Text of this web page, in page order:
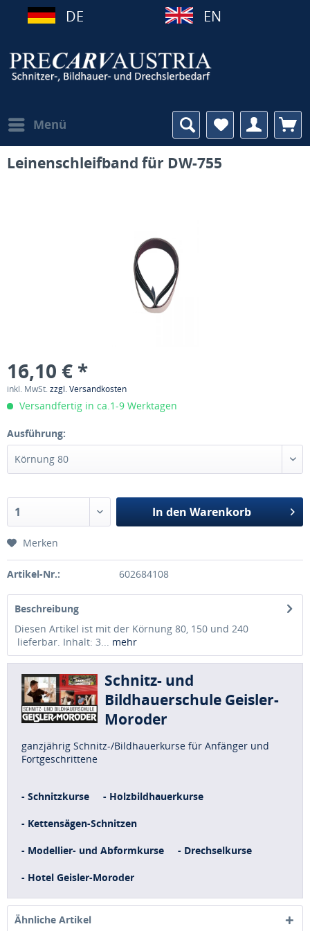
DE EN
Menü
Leinenschleifband für DW-755
16,10 € *
inkl. MwSt.zzgl. Versandkosten
Versandfertig in ca.1-9 Werktagen
Ausführung:
In den Warenkorb
Merken
Artikel-Nr.: 602684108
Beschreibung
Diesen Artikel ist mit der Körnung 80, 150 und 240
lieferbar. Inhalt: 3... mehr
Schnitz- und
Bildhauerschule Geisler-
Moroder
ganzjährig Schnitz-/Bildhauerkurse für Anfänger und
Fortgeschrittene
- Schnitzkurse - Holzbildhauerkurse
- Kettensägen-Schnitzen
- Modellier- und Abformkurse - Drechselkurse
- Hotel Geisler-Moroder
Ähnliche Artikel